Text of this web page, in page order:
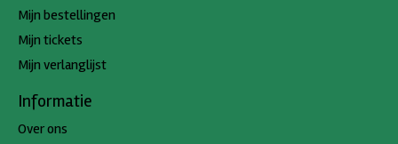
Mijn bestellingen
Mijn tickets
Mijn verlanglijst
Informatie
Over ons